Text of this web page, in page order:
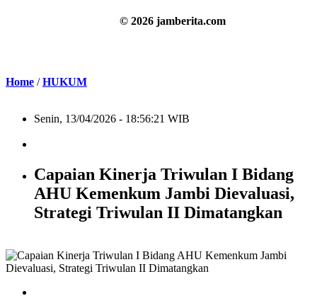
© 2026 jamberita.com
Home /HUKUM
Senin, 13/04/2026 - 18:56:21 WIB
Capaian Kinerja Triwulan I Bidang
AHU Kemenkum Jambi Dievaluasi,
Strategi Triwulan II Dimatangkan